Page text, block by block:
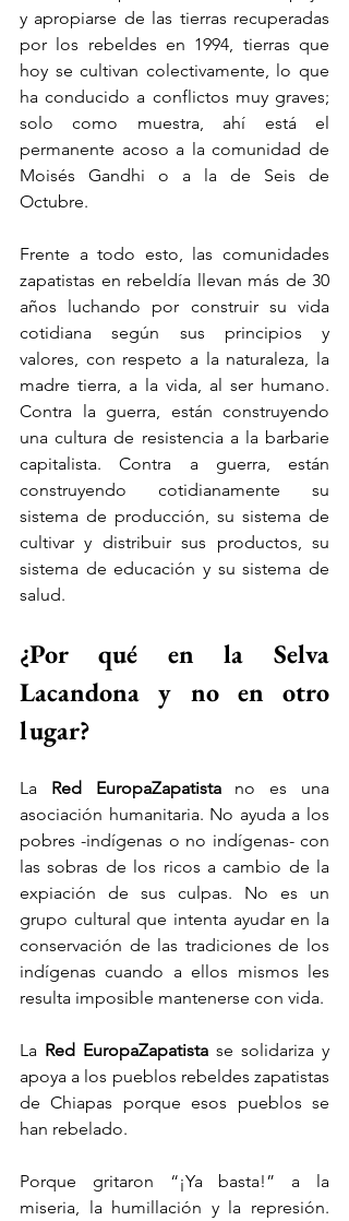
y apropiarse de las tierras recuperadas
por los rebeldes en 1994, tierras que
hoy se cultivan colectivamente, lo que
ha conducido a conflictos muy graves;
solo como muestra, ahí está el
permanente acoso a la comunidad de
Moisés Gandhi o a la de Seis de
Octubre.
Frente a todo esto, las comunidades
zapatistas en rebeldía llevan más de 30
años luchando por construir su vida
cotidiana según sus principios y
valores, con respeto a la naturaleza, la
madre tierra, a la vida, al ser humano.
Contra la guerra, están construyendo
una cultura de resistencia a la barbarie
capitalista. Contra a guerra, están
construyendo cotidianamente su
sistema de producción, su sistema de
cultivar y distribuir sus productos, su
sistema de educación y su sistema de
salud.
¿Por qué en la Selva
Lacandona y no en otro
lugar?
La Red EuropaZapatista no es una
asociación humanitaria. No ayuda a los
pobres -indígenas o no indígenas- con
las sobras de los ricos a cambio de la
expiación de sus culpas. No es un
grupo cultural que intenta ayudar en la
conservación de las tradiciones de los
indígenas cuando a ellos mismos les
resulta imposible mantenerse con vida.
La Red EuropaZapatista se solidariza y
apoya a los pueblos rebeldes zapatistas
de Chiapas porque esos pueblos se
han rebelado.
Porque gritaron “¡Ya basta!” a la
miseria, la humillación y la represión.